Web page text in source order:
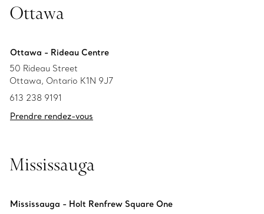
Ottawa
Ottawa - Rideau Centre
50 Rideau Street
Ottawa, Ontario K1N 9J7
613 238 9191
Prendre rendez-vous
Mississauga
Mississauga - Holt Renfrew Square One